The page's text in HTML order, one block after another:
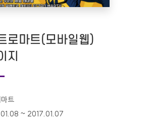
로마트(모바일웹)
지
: 트
간 :
~ 2017.01.07